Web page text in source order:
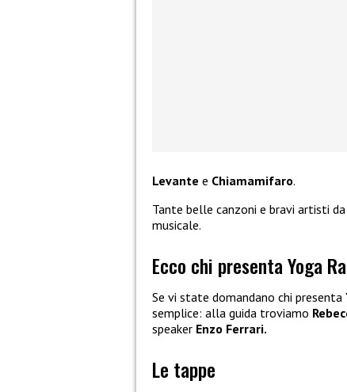
Levante e Chiamamifaro.
Tante belle canzoni e bravi artisti
musicale.
Ecco chi presenta Yoga
Se vi state domandano chi presenta
semplice: alla guida troviamo
speaker Enzo Ferrari.
Le tappe